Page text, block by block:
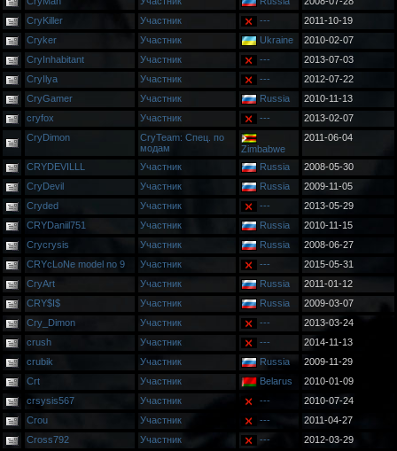
CryKiller
Участник ---
2011-10-19
Cryker
Участник Ukraine
2010-02-07
CryInhabitant
Участник ---
2013-07-03
CryIlya
Участник ---
2012-07-22
CryGamer
Участник Russia
2010-11-13
cryfox
Участник ---
2013-02-07
CryDimon
CryTeam: Спец. по
модам
Zimbabwe
2011-06-04
CRYDEVILLL Участник Russia
2008-05-30
CryDevil
Участник Russia
2009-11-05
Cryded
Участник ---
2013-05-29
CRYDaniil751
Участник Russia
2010-11-15
Crycrysis
Участник Russia
2008-06-27
CRYcLoNe model no 9
Участник ---
2015-05-31
CryArt
Участник Russia
2011-01-12
CRY$I$
Участник Russia
2009-03-07
Cry_Dimon
Участник ---
2013-03-24
crush
Участник ---
2014-11-13
crubik
Участник Russia
2009-11-29
Crt
Участник Belarus
2010-01-09
crsysis567
Участник ---
2010-07-24
Crou
Участник ---
2011-04-27
Cross792
Участник ---
2012-03-29